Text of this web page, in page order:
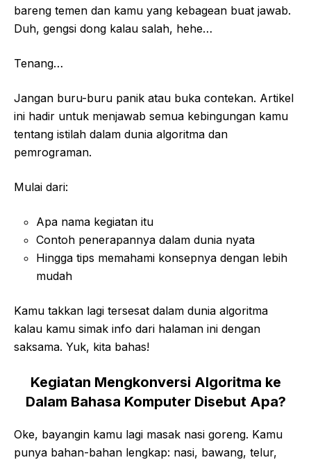
bareng temen dan kamu yang kebagean buat jawab.
Duh, gengsi dong kalau salah, hehe…
Tenang…
Jangan buru-buru panik atau buka contekan. Artikel
ini hadir untuk menjawab semua kebingungan kamu
tentang istilah dalam dunia algoritma dan
pemrograman.
Mulai dari:
Apa nama kegiatan itu
Contoh penerapannya dalam dunia nyata
Hingga tips memahami konsepnya dengan lebih
mudah
Kamu takkan lagi tersesat dalam dunia algoritma
kalau kamu simak info dari halaman ini dengan
saksama. Yuk, kita bahas!
Kegiatan Mengkonversi Algoritma ke
Dalam Bahasa Komputer Disebut Apa?
Oke, bayangin kamu lagi masak nasi goreng. Kamu
punya bahan-bahan lengkap: nasi, bawang, telur,